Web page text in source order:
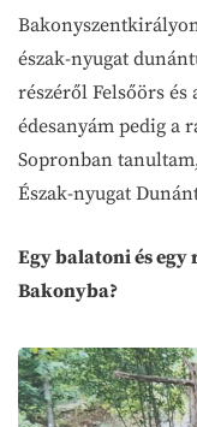
észak-nyugat
részéről Felsőörs és
édesanyám pedig a
Sopronban
Észak-nyugat
Egy balatoni és
Bakonyba?